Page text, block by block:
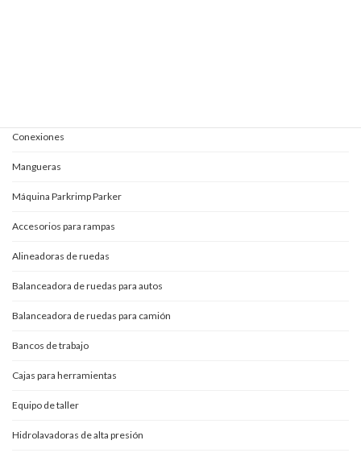
Conexiones
Mangueras
Máquina Parkrimp Parker
Accesorios para rampas
Alineadoras de ruedas
Balanceadora de ruedas para autos
Balanceadora de ruedas para camión
Bancos de trabajo
Cajas para herramientas
Equipo de taller
Hidrolavadoras de alta presión